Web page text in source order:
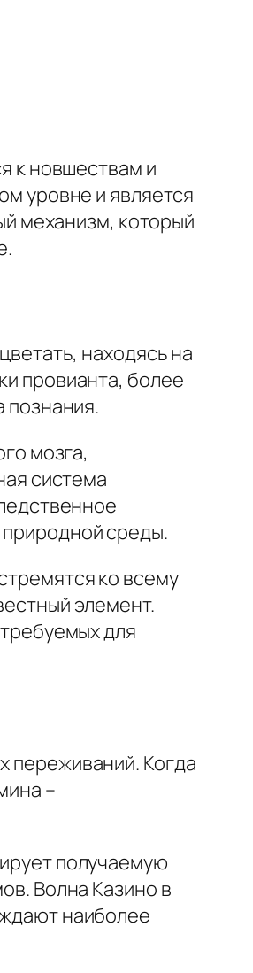
к новшествам и
уровне и является
механизм, который
находясь на
провианта, более
познания.
мозга,
система
среды.
ко всему
элемент.
для
переживаний. Когда
–
получаемую
Волна Казино в
наиболее